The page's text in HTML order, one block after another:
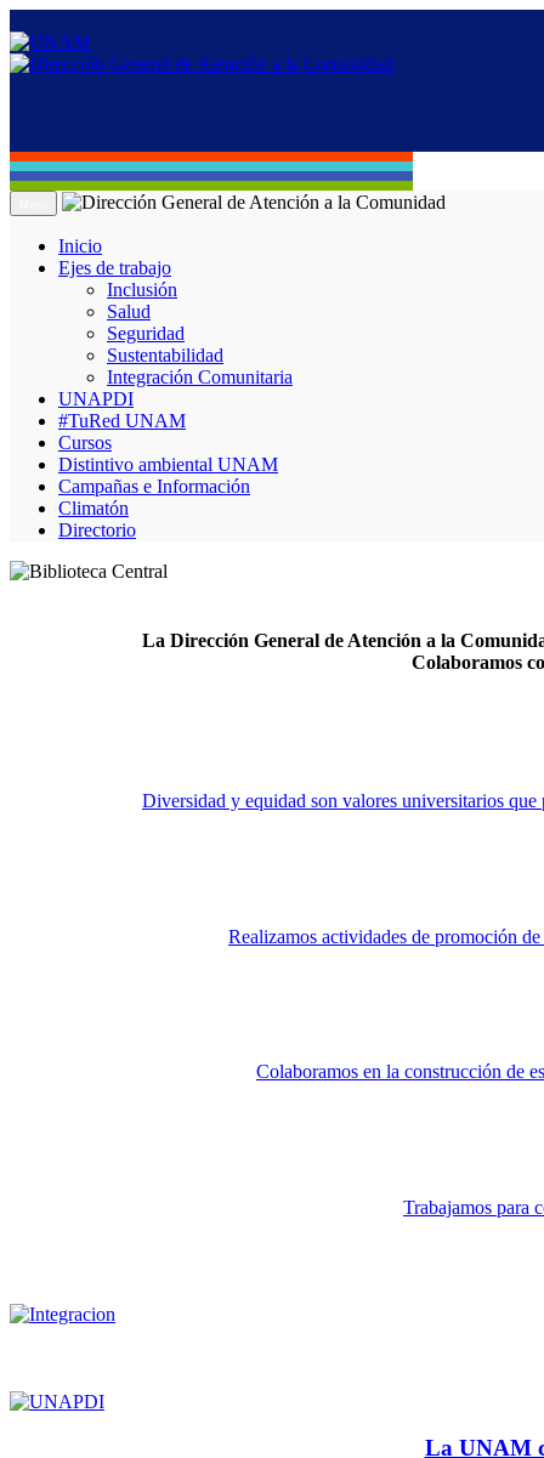
Inicio
Ejes de trabajo
Inclusión
Salud
Seguridad
Sustentabilidad
Integración Comunitaria
UNAPDI
#TuRed UNAM
Cursos
Distintivo ambiental UNAM
Campañas e Información
Climatón
Directorio
La Dirección General de Atención a la
Colaboramos
Diversidad y equidad son valores universitarios que
Realizamos actividades de promoción
Colaboramos en la construcción de
Trabajamos para
La UNAM